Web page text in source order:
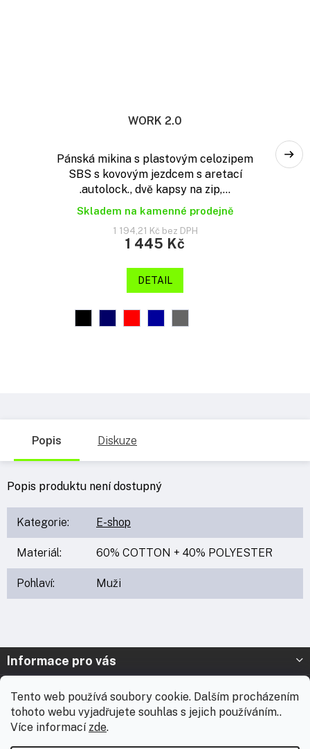
Tento web používá soubory cookie. Dalším procházením
tohoto webu vyjadřujete souhlas s jejich používáním..
Více informací zde.
WORK 2.0
Pánská mikina s plastovým celozipem
SBS s kovovým jezdcem s aretací
.autolock., dvě kapsy na zip,...
Skladem na kamenné prodejně
1 194,21 Kč bez DPH
1 445 Kč
DETAIL
Popis Diskuze
Popis produktu není dostupný
Kategorie: E-shop
Materiál: 60% COTTON + 40% POLYESTER
Pohlaví: Muži
Z
p
Informace pro vás
Prodejna Nymburk
Prodejna Solnice